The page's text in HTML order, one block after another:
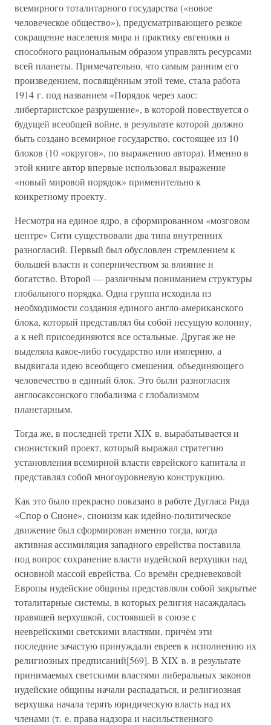
всемирного тоталитарного государства («новое
человеческое общество»), предусматривающего резкое
сокращение населения мира и практику евгеники и
способного рациональным образом управлять ресурсами
всей планеты. Примечательно, что самым ранним его
произведением, посвящённым этой теме, стала работа
1914 г. под названием «Порядок через хаос:
либертаристское разрушение», в которой повествуется о
будущей всеобщей войне, в результате которой должно
быть создано всемирное государство, состоящее из 10
блоков (10 «округов», по выражению автора). Именно в
этой книге автор впервые использовал выражение
«новый мировой порядок» применительно к
конкретному проекту.
Несмотря на единое ядро, в сформированном «мозговом
центре» Сити существовали два типа внутренних
разногласий. Первый был обусловлен стремлением к
большей власти и соперничеством за влияние и
богатство. Второй — различным пониманием структуры
глобального порядка. Одна группа исходила из
необходимости создания единого англо-американского
блока, который представлял бы собой несущую колонну,
а к ней присоединяются все остальные. Другая же не
выделяла какое-либо государство или империю, а
выдвигала идею всеобщего смешения, объединяющего
человечество в единый блок. Это были разногласия
англосаксонского глобализма с глобализмом
планетарным.
Тогда же, в последней трети XIX в. вырабатывается и
сионистский проект, который выражал стратегию
установления всемирной власти еврейского капитала и
представлял собой многоуровневую конструкцию.
Как это было прекрасно показано в работе Дугласа Рида
«Спор о Сионе», сионизм как идейно-политическое
движение был сформирован именно тогда, когда
активная ассимиляция западного еврейства поставила
под вопрос сохранение власти иудейской верхушки над
основной массой еврейства. Со времён средневековой
Европы иудейские общины представляли собой закрытые
тоталитарные системы, в которых религия насаждалась
правящей верхушкой, состоявшей в союзе с
нееврейскими светскими властями, причём эти
последние зачастую принуждали евреев к исполнению их
религиозных предписаний[569]. В XIX в. в результате
принимаемых светскими властями либеральных законов
иудейские общины начали распадаться, и религиозная
верхушка начала терять юридическую власть над их
членами (т. е. права надзора и насильственного